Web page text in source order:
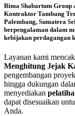
Bima Shabartum Group
Kontraktor Tambang
Palembang, Sumatera
berpengalaman dalam
kebijakan perdagangan
Layanan kami
Menghitung Jejak
pengembangan
hingga dukungan
menyediakan
dapat disesuaikan
Anda.